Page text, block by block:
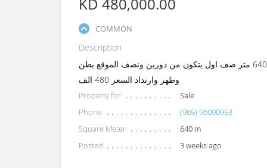
KD 480,000.00
COMMON
Description
للبيع شالية في صباح الاحمد البحرية المرحلة الثالثة المساحة 640 متر صف اول يتكون من دورين ونصف الموقع بطن
وظهر وارتداد السعر 480 الف
Property for
Sale
Phone
(965) 96090953
Square Meter
640 m
Posted
3 weeks ago